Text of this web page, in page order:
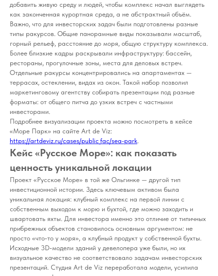
добавить живую среду и людей, чтобы комплекс начал выглядеть
как законченная курортная среда, а не абстрактный объём.
Важно, что для инвесторских задач были подготовлены разные
типы ракурсов. Общие панорамные виды показывали масштаб,
горный рельеф, расстояние до моря, общую структуру комплекса.
Более близкие кадры раскрывали инфраструктуру: бассейн,
рестораны, прогулочные зоны, места для деловых встреч.
Отдельные ракурсы концентрировались на апартаментах —
террасах, остеклении, видах из окон. Такой набор позволил
маркетинговому агентству собирать презентации под разные
форматы: от общего питча до узких встреч с частными
инвесторами.
Подробнее визуализации проекта можно посмотреть в кейсе
«Море Парк» на сайте Art de Viz:
https://artdeviz.ru/cases/public_fac/sea-park.
Кейс «Русское Море»: как показать
ценность уникальной локации
Проект «Русское Море» в той же Ольгинке — другой тип
инвестиционной истории. Здесь ключевым активом была
уникальная локация: клубный комплекс на первой линии с
собственным выходом к морю и бухтой, где можно заходить и
швартовать яхты. Для инвестора именно это отличие от типичных
прибрежных объектов становилось основным аргументом: не
просто «что‑то у моря», а клубный продукт у собственной бухты.
Исходные 3D‑модели зданий у девелопера уже были, но их
визуальное качество не соответствовало задачам инвесторских
презентаций. Студия Art de Viz переработала модели, усилила